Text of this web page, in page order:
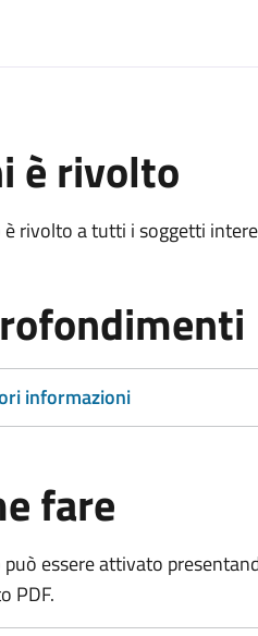
è rivolto
è rivolto a tutti i soggetti
informazioni
fare
può essere attivato
PDF.